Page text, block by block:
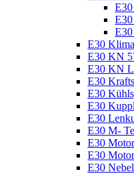
E30
E30 KN
E30 KN
E30
E30
E30
E30
E30 M-
E30
E30
E30